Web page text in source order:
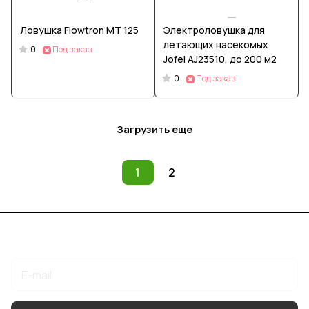
Ловушка Flowtron MT 125
0 Под заказ
Электроловушка для
летающих насекомых
Jofel AJ23510, до 200 м2
0 Под заказ
Загрузить еще
1 2